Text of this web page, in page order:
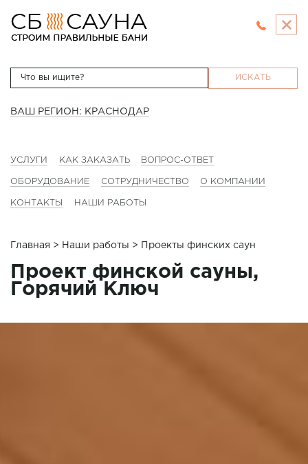
ИСКАТЬ
ВАШ РЕГИОН: КРАСНОДАР
УСЛУГИ КАК ЗАКАЗАТЬ ВОПРОС-ОТВЕТ
ОБОРУДОВАНИЕ СОТРУДНИЧЕСТВО О КОМПАНИИ
КОНТАКТЫ НАШИ РАБОТЫ
Главная > Наши работы > Проекты финских саун
Проект финской сауны,
Горячий Ключ